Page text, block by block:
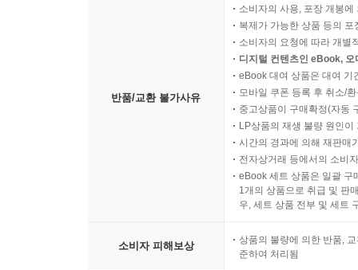
반품/교환 불가사유
소비자의 사용, 포장 개봉
복제가 가능한 상품 등의
소비자의 요청에 따라 개별
디지털 컨텐츠인 eBook,
eBook 대여 상품은 대여 기
모바일 쿠폰 등록 후 취소/
중고상품이 구매확정(자동
LP상품의 재생 불량 원인
시간의 경과에 의해 재판매
전자상거래 등에서의 소비
eBook 세트 상품은 일괄 구
1개의 상품으로 취급 및 판
우, 세트 상품 전부 및 세트
소비자 피해보상
상품의 불량에 의한 반품,
준하여 처리됨